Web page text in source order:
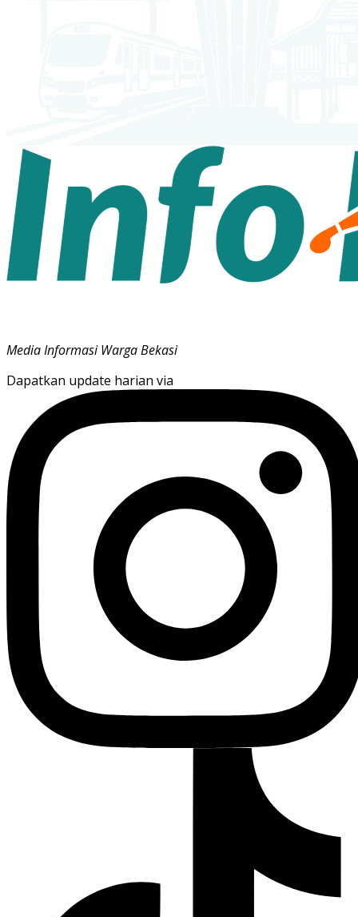
Media Informasi Warga Bekasi
Dapatkan update harian via